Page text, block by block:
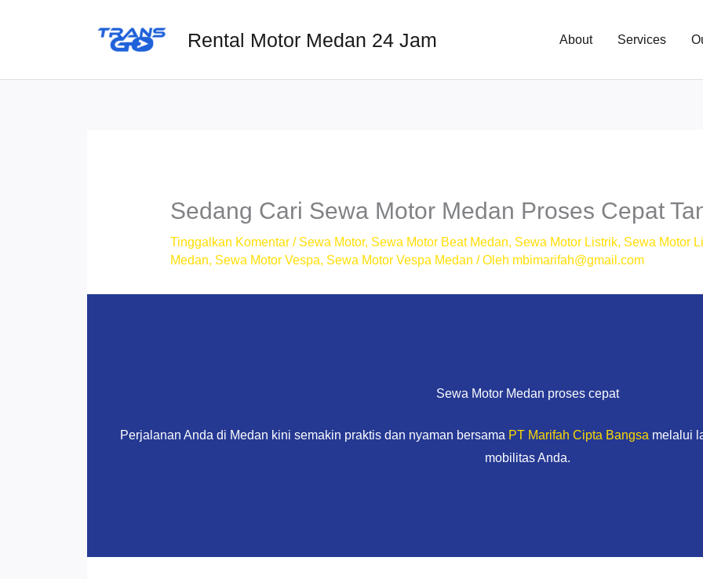
Rental Motor Medan 24 Jam About Services
Sedang Cari Sewa Motor Medan Proses Cepat
Tinggalkan Komentar / Sewa Motor, Sewa Motor Beat Medan, Sewa Motor Listrik, Sewa Motor
Medan, Sewa Motor Vespa, Sewa Motor Vespa Medan / Oleh mbimarifah@gmail.com
Sewa Motor Medan proses cepat
Perjalanan Anda di Medan kini semakin praktis dan nyaman bersama PT Marifah Cipta Bangsa melalui
mobilitas Anda.